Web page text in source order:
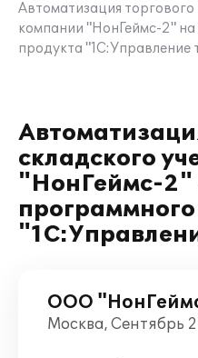
Автоматизация торгового
компании "НонГеймс-2"
продукта "1С:Управление
складского
"НонГеймс-2"
ООО
Москва, Сентябрь